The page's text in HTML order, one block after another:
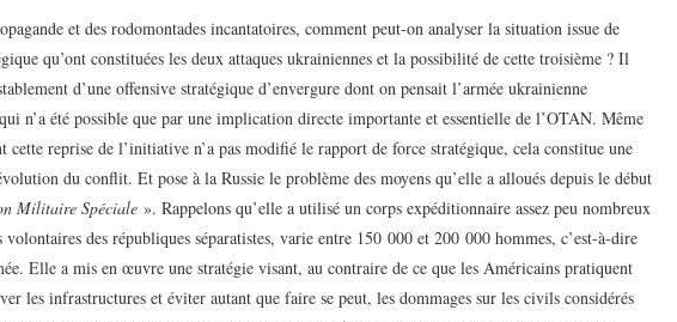
et des rodomontades incantatoires, comment peut-on analyser la situation issue de
qu’ont constituées les deux attaques ukrainiennes et la possibilité de cette troisième ? Il
d’une offensive stratégique d’envergure dont on pensait l’armée ukrainienne
n’a été possible que par une implication directe importante et essentielle de l’OTAN. Même
cette reprise de l’initiative n’a pas modifié le rapport de force stratégique, cela constitue une
du conflit. Et pose à la Russie le problème des moyens qu’elle a alloués depuis le début
Militaire Spéciale ». Rappelons qu’elle a utilisé un corps expéditionnaire assez peu nombreux
des républiques séparatistes, varie entre 150 000 et 200 000 hommes, c’est-à-dire
Elle a mis en œuvre une stratégie visant, au contraire de ce que les Américains pratiquent
les infrastructures et éviter autant que faire se peut, les dommages sur les civils considérés